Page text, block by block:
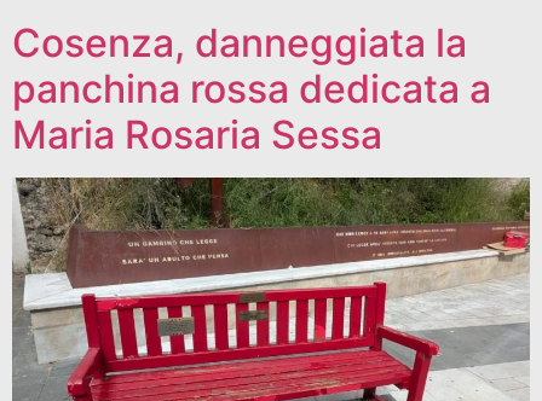
Cosenza, danneggiata la
panchina rossa dedicata a
Maria Rosaria Sessa